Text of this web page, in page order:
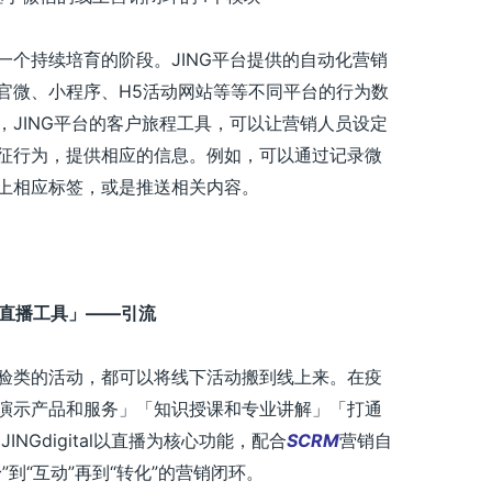
个持续培育的阶段。JING平台提供的自动化营销
微、小程序、H5活动网站等等不同平台的行为数
JING平台的客户旅程工具，可以让营销人员设定
行为，提供相应的信息。例如，可以通过记录微
应标签，或是推送相关内容。
播工具」——引流
类的活动，都可以将线下活动搬到线上来。在疫
示产品和服务」「知识授课和专业讲解」「打通
以直播为核心功能，配合SCRM营销自
“互动”再到“转化”的营销闭环。